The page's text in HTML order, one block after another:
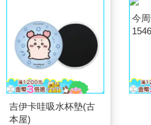
吉伊卡哇吸水杯墊(古
本屋)